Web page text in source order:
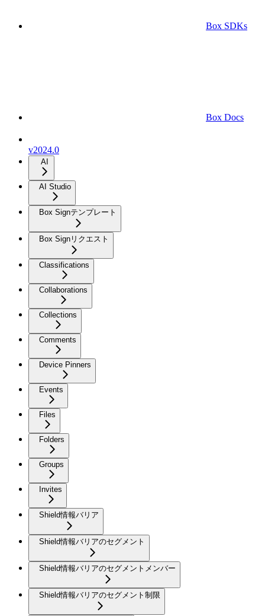
Box SDKs
Box Docs
v2024.0
AI
AI Studio
Box Signテンプレート
Box Signリクエスト
Classifications
Collaborations
Collections
Comments
Device Pinners
Events
Files
Folders
Groups
Invites
Shield情報バリア
Shield情報バリアのセグメント
Shield情報バリアのセグメントメンバー
Shield情報バリアのセグメント制限